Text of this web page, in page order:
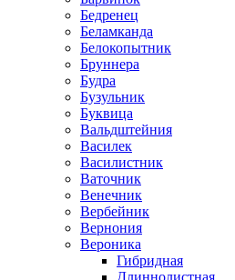
Бедренец
Беламканда
Белокопытник
Бруннера
Будра
Бузульник
Буквица
Вальдштейния
Василек
Василистник
Ваточник
Венечник
Вербейник
Вернония
Вероника
Гибридная
Длиннолистная